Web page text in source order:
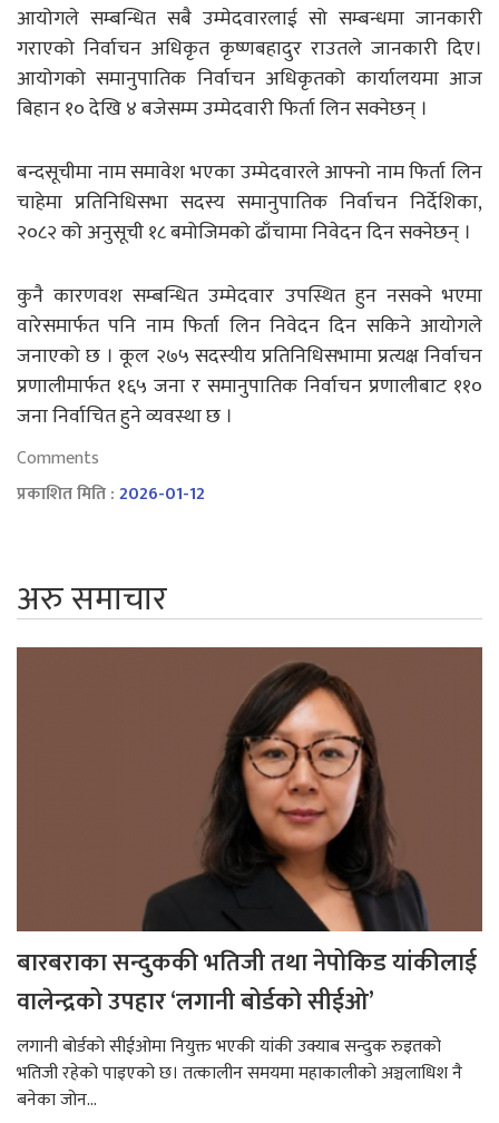
आयोगले सम्बन्धित सबै उम्मेदवारलाई सो सम्बन्धमा जानकारी
गराएको निर्वाचन अधिकृत कृष्णबहादुर राउतले जानकारी दिए।
आयोगको समानुपातिक निर्वाचन अधिकृतको कार्यालयमा आज
बिहान १० देखि ४ बजेसम्म उम्मेदवारी फिर्ता लिन सक्नेछन् ।
बन्दसूचीमा नाम समावेश भएका उम्मेदवारले आफ्नो नाम फिर्ता लिन
चाहेमा प्रतिनिधिसभा सदस्य समानुपातिक निर्वाचन निर्देशिका,
२०८२ को अनुसूची १८ बमोजिमको ढाँचामा निवेदन दिन सक्नेछन् ।
कुनै कारणवश सम्बन्धित उम्मेदवार उपस्थित हुन नसक्ने भएमा
वारेसमार्फत पनि नाम फिर्ता लिन निवेदन दिन सकिने आयोगले
जनाएको छ । कूल २७५ सदस्यीय प्रतिनिधिसभामा प्रत्यक्ष निर्वाचन
प्रणालीमार्फत १६५ जना र समानुपातिक निर्वाचन प्रणालीबाट ११०
जना निर्वाचित हुने व्यवस्था छ ।
Comments
प्रकाशित मिति :2026-01-12
अरु समाचार
बारबराका सन्दुककी भतिजी तथा नेपोकिड यांकीलाई
वालेन्द्रको उपहार ‘लगानी बोर्डको सीईओ’
लगानी बोर्डको सीईओमा नियुक्त भएकी यांकी उक्याब सन्दुक रुइतको
भतिजी रहेको पाइएको छ। तत्कालीन समयमा महाकालीको अञ्चलाधिश नै
बनेका जोन...